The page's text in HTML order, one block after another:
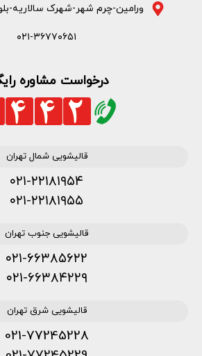
ورامین-چرم شهر-شهرک سالاریه-
۰۲۱-۳۶۷۷۰۶۵۱
درخواست مشاوره
قالیشویی شمال تهران
۰۲۱-۲۲۱۸۱۹۵۴
۰۲۱-۲۲۱۸۱۹۵۵
قالیشویی جنوب تهران
۰۲۱-۶۶۳۸۵۶۲۲
۰۲۱-۶۶۳۸۴۲۲۹
قالیشویی شرق تهران
021-77245228